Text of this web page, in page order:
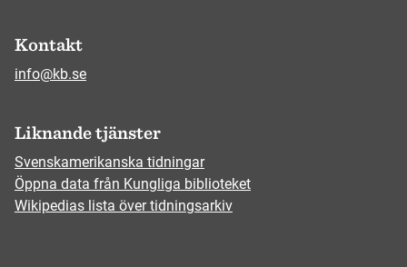
Kontakt
info@kb.se
Liknande tjänster
Svenskamerikanska tidningar
Öppna data från Kungliga biblioteket
Wikipedias lista över tidningsarkiv